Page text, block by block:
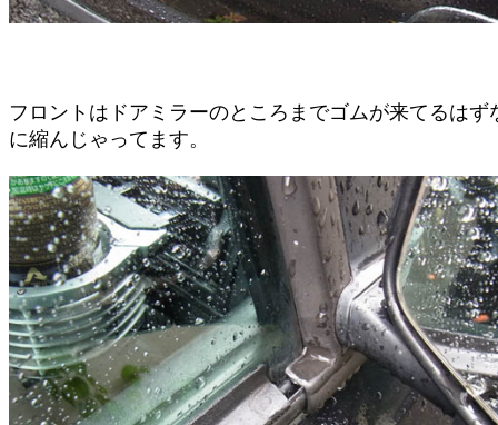
フロントはドアミラーのところまでゴムが来てるはず
に縮んじゃってます。